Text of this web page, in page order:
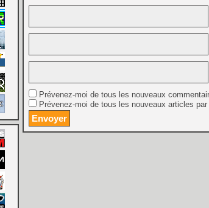
Prévenez-moi de tous les nouveaux
Prévenez-moi de tous les nouveaux articles par